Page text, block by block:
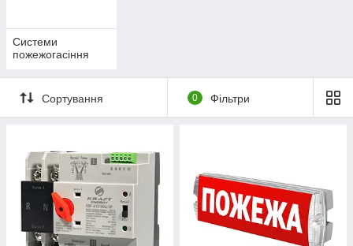
Системи
пожежогасіння
Сортування 0 Фільтри